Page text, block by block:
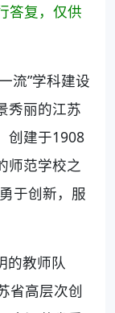
答复，仅供
流”学科建设
秀丽的江苏
创建于1908
师范学校之
于创新，服
的教师队
省高层次创